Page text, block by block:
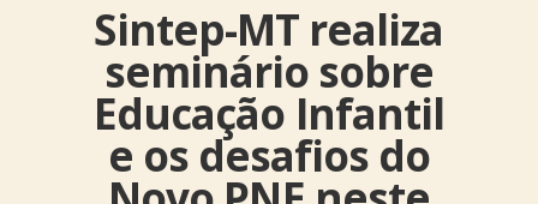
Sintep-MT realiza
seminário sobre
Educação Infantil
e os desafios do